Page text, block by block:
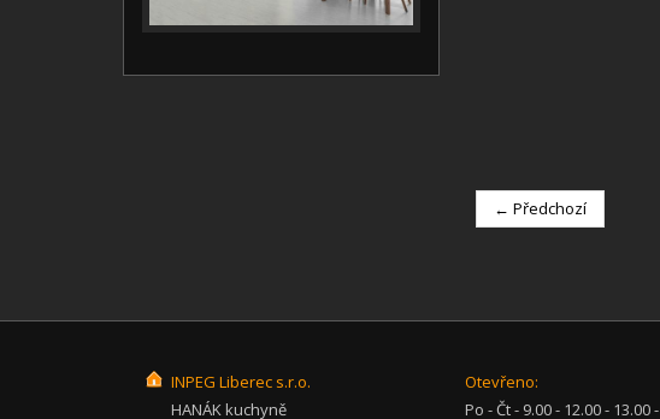
← Předchozí
INPEG Liberec s.r.o.
HANÁK kuchyně
Otevřeno:
Po - Čt - 9.00 - 12.00 - 13.00 -